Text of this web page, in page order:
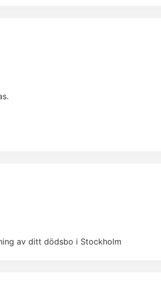
av ditt dödsbo i Stockholm